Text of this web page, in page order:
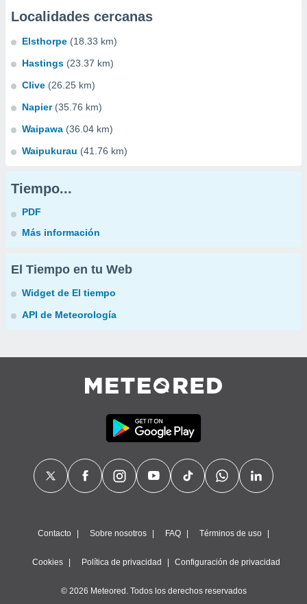
Localidades cercanas
Elsthorpe (18.33 km)
Hastings (23.37 km)
Clive (26.25 km)
Napier (35.76 km)
Waipawa (36.04 km)
Waipukurau (41.76 km)
Tiempo...
PDF
Más información
El Tiempo en tu Web
Widget de El tiempo
API de Meteorología
Contacto Sobre nosotros FAQ Términos de uso
Cookies Política de privacidad Configuración de privacidad
© 2026 Meteored. Todos los derechos reservados